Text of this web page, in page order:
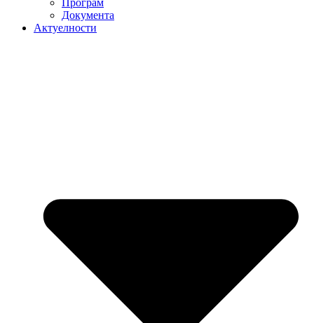
Документа
Актуелности